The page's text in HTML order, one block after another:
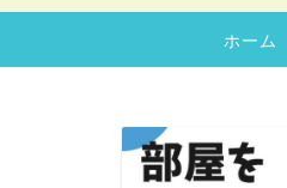
ホーム